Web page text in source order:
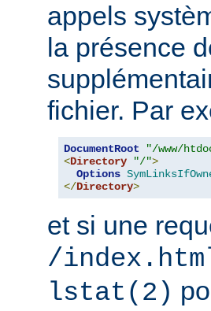
appels
la présence
fichier. Par
DocumentRoot
"/www/
<Directory "/">
Options
</Directory>
et si une
/
lstat(2)